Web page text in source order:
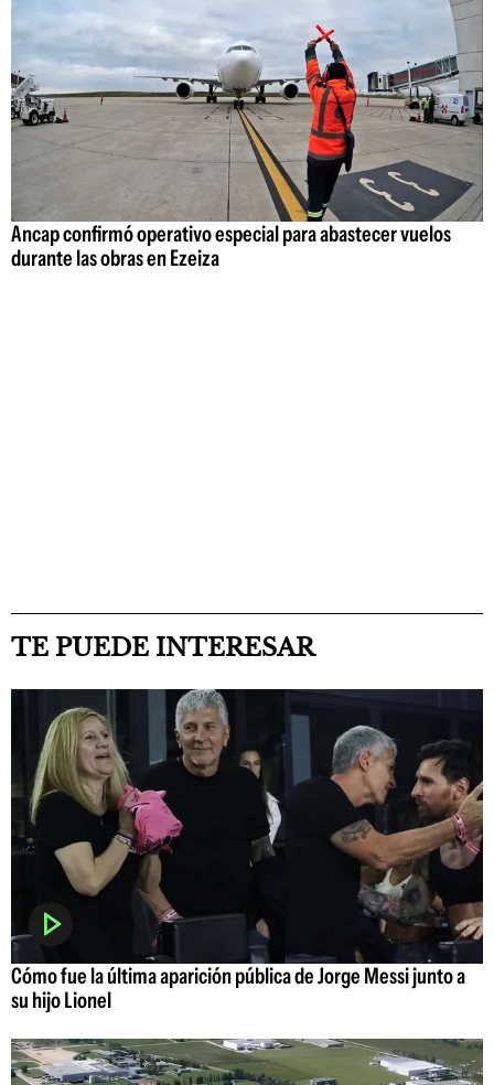
Ancap confirmó operativo especial para abastecer vuelos
durante las obras en Ezeiza
TE PUEDE INTERESAR
Cómo fue la última aparición pública de Jorge Messi junto a
su hijo Lionel